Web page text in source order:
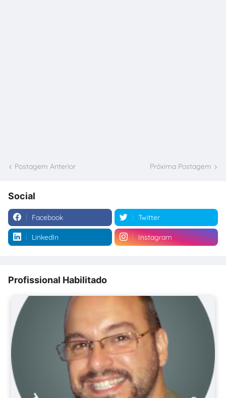
Postagem Anterior Próxima Postagem
Social
Facebook Twitter
LinkedIn Instagram
Profissional Habilitado